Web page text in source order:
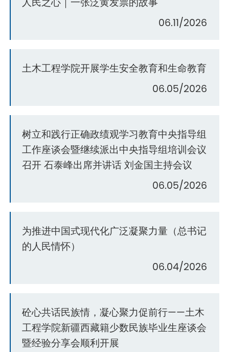
06.11/2026
土木工程学院开展学生安全教育和生命教育
06.05/2026
树立和践行正确政绩观学习教育中央指导组
工作座谈会暨继续派出中央指导组培训会议
召开 石泰峰出席并讲话 刘金国主持会议
06.05/2026
为推进中国式现代化广泛凝聚力量（总书记
的人民情怀）
06.04/2026
砼心共话民族情，凝心聚力促前行——土木
工程学院新疆西藏籍少数民族毕业生座谈会
暨经验分享会顺利开展